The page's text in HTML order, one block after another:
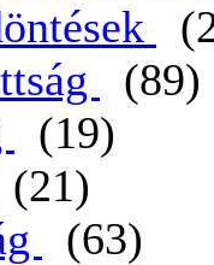
(89)
(19)
(21)
(63)